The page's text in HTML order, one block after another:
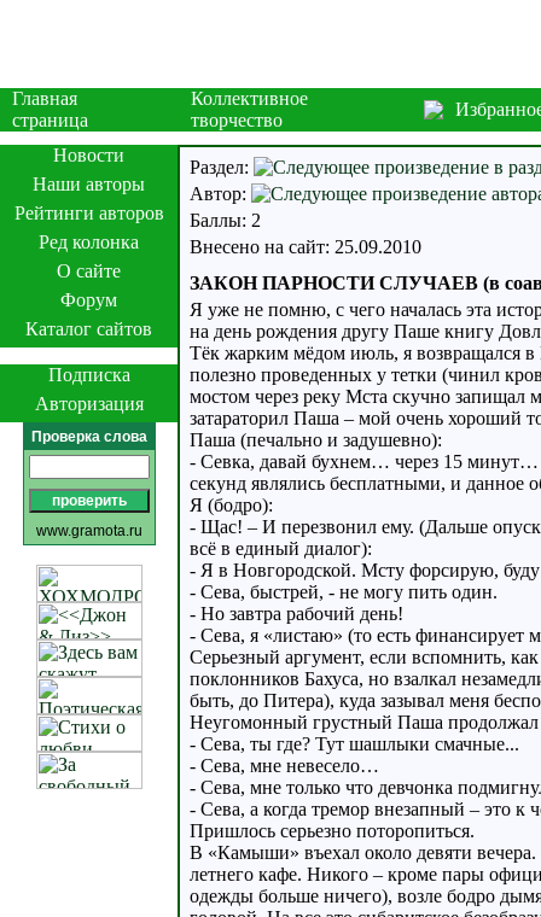
Главная
страница
Коллективное
творчество
Новости
Наши авторы
Рейтинги авторов
Ред колонка
О сайте
Форум
Каталог сайтов
Подписка
Авторизация
Проверка слова
www.gramota.ru
Раздел:
Автор:
Баллы: 2
Внесено на сайт: 25.09.2010
ЗАКОН ПАРНОСТИ СЛУЧАЕВ (в
Я уже не помню, с чего началась эта
на день рождения другу Паше книгу
Тёк жарким мёдом июль, я возвращался
полезно проведенных у тетки (чинил
мостом через реку Мста скучно запищал
затараторил Паша – мой очень хороший
Паша (печально и задушевно):
- Севка, давай бухнем… через 15
секунд являлись бесплатными, и данное
Я (бодро):
- Щас! – И перезвонил ему. (Дальше
всё в единый диалог):
- Я в Новгородской. Мсту форсирую, буду
- Сева, быстрей, - не могу пить один.
- Но завтра рабочий день!
- Сева, я «листаю» (то есть финансирует
Серьезный аргумент, если вспомнить,
поклонников Бахуса, но взалкал
быть, до Питера), куда зазывал меня
Неугомонный грустный Паша продолжал
- Сева, ты где? Тут шашлыки смачные...
- Сева, мне невесело…
- Сева, мне только что девчонка
- Сева, а когда тремор внезапный – это к
Пришлось серьезно поторопиться.
В «Камыши» въехал около девяти вечера.
летнего кафе. Никого – кроме пары
одежды больше ничего), возле бодро